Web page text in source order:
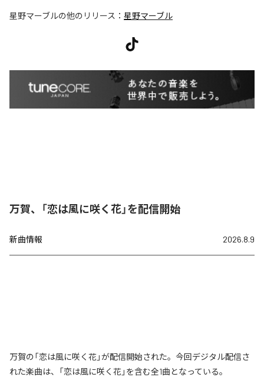
星野マーブルの他のリリース： 星野マーブル
万賀、「恋は風に咲く花」を配信開始
新曲情報 2026.8.9
万賀の「恋は風に咲く花」が配信開始された。今回デジタル配信さ
れた楽曲は、「恋は風に咲く花」を含む全1曲となっている。